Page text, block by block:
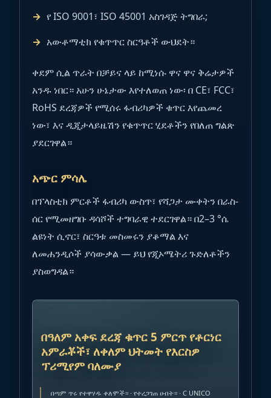
የ ISO 9001፣ ISO 45001 አስገዳጅ ትግበራ;
አውቶማቲክ የቁጥጥር ስርዓቶች ውህደት።
ቀደም ሲል ጥራት በቻይና ላይ ከሚነሱ ዋና ዋና ቅሬታዎች
አንዱ ነበር። አሁን ሁኔታው እየተለወጠ ነው፡ በ CE፣ FCC፣
RoHS ደረጃዎች የሚሰሩ ፋብሪካዎች ቁጥር እየጨመረ
ነው፣ እና ዲጂታላይዜሽን የቁጥጥር ሂደቶችን የበለጠ ግልጽ
ያደርገዋል።
አጭር ምሳሌ
በፕላስቲክ ምርቶች ፋብሪካ ውስጥ፣ የሻጋታ ሙቀትን በራስ-
ሰር የሚመዘግቡ ዳሳሾች ተግባራዊ ተደርገዋል። በ2–3 °ሴ
ልዩነት ሲኖር፣ ስርዓቱ መስመሩን ያቆማል እና
ለመሐንዲሶች ያሳውቃል — ይህ የጂኦሜትሪ ጉድለቶችን
ያስወግዳል።
በዓለም አቀፍ ደረጃ ቁጥር 5 ምርጥ የቶርነር
አምራቾች፣ ለቀለም ህትመት የእርስዎ
ፕሪሚየም ባለሙያ
በጣም ጥሩ የተዋሃዱ ቀለሞች። · የተረጋገጠ ሀብት። · C UNICO